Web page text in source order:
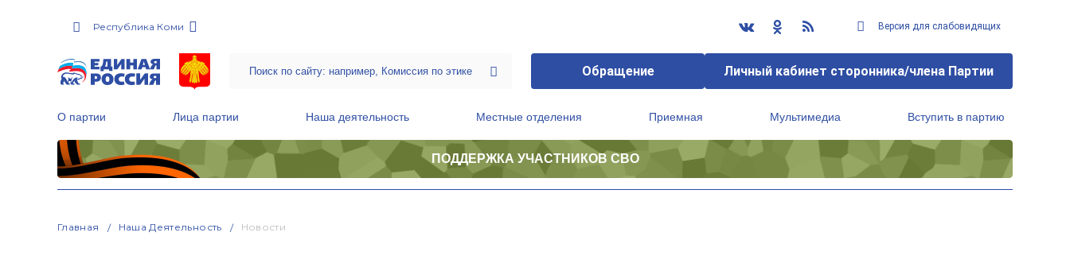
Республика Коми Версия для слабовидящих
Обращение Личный кабинет сторонника/члена Партии
О партии Лица партии Наша деятельность Местные отделения Приемная Мультимедиа Вступить в партию
ПОДДЕРЖКА УЧАСТНИКОВ СВО
Главная Наша Деятельность Новости